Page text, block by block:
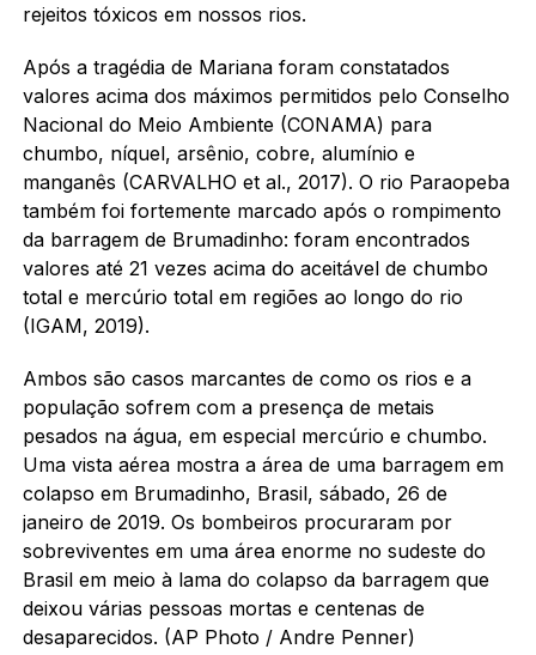
rejeitos tóxicos em nossos rios.
Após a tragédia de Mariana foram constatados
valores acima dos máximos permitidos pelo Conselho
Nacional do Meio Ambiente (CONAMA) para
chumbo, níquel, arsênio, cobre, alumínio e
manganês (CARVALHO et al., 2017). O rio Paraopeba
também foi fortemente marcado após o rompimento
da barragem de Brumadinho: foram encontrados
valores até 21 vezes acima do aceitável de chumbo
total e mercúrio total em regiões ao longo do rio
(IGAM, 2019).
Ambos são casos marcantes de como os rios e a
população sofrem com a presença de metais
pesados na água, em especial mercúrio e chumbo.
Uma vista aérea mostra a área de uma barragem em
colapso em Brumadinho, Brasil, sábado, 26 de
janeiro de 2019. Os bombeiros procuraram por
sobreviventes em uma área enorme no sudeste do
Brasil em meio à lama do colapso da barragem que
deixou várias pessoas mortas e centenas de
desaparecidos. (AP Photo / Andre Penner)